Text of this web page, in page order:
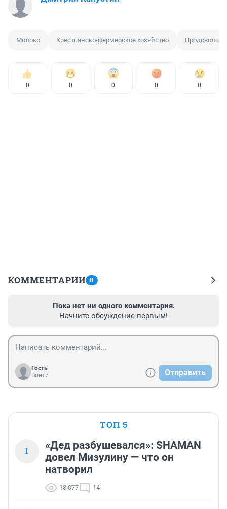
Молоко Крестьянско-фермерское хозяйство
0 0 0 0 0
КОММЕНТАРИИ 0
Пока нет ни одного комментария.
Начните обсуждение первым!
Гость
Войти
Отправить
ТОП 5
1
«Дед разбушевался»: SHAMAN
довел Мизулину — что он
натворил
18 077 14